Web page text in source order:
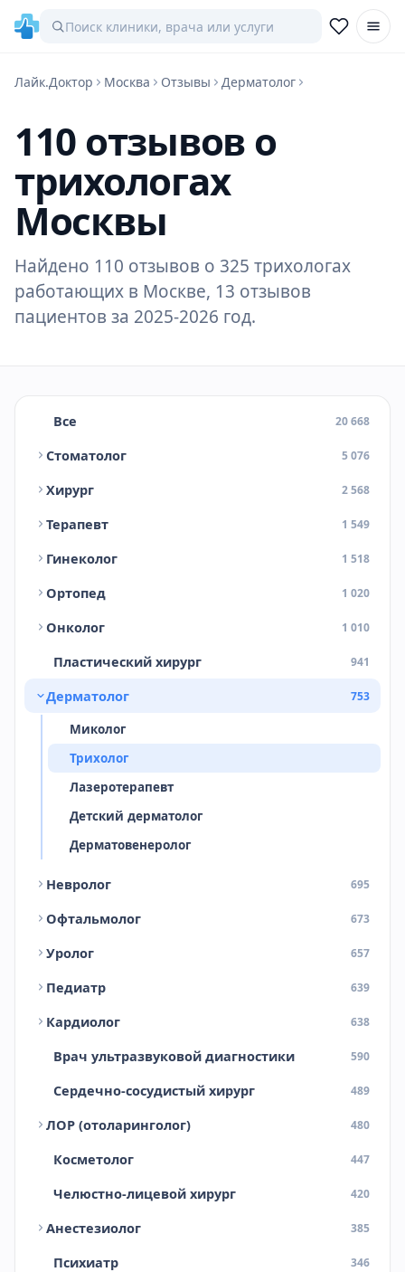
Лайк.Доктор Москва Отзывы Дерматолог
110 отзывов о
трихологах
Москвы
Найдено 110 отзывов о 325 трихологах
работающих в Москве, 13 отзывов
пациентов за 2025-2026 год.
Все 20 668
Стоматолог 5 076
Хирург 2 568
Терапевт 1 549
Гинеколог 1 518
Ортопед 1 020
Онколог 1 010
Пластический хирург 941
Дерматолог 753
Миколог
Трихолог
Лазеротерапевт
Детский дерматолог
Дерматовенеролог
Невролог 695
Офтальмолог 673
Уролог 657
Педиатр 639
Кардиолог 638
Врач ультразвуковой диагностики 590
Сердечно-сосудистый хирург 489
ЛОР (отоларинголог) 480
Косметолог 447
Челюстно-лицевой хирург 420
Анестезиолог 385
Психиатр 346